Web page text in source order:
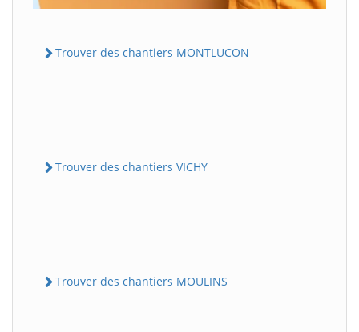
Trouver des chantiers MONTLUCON
Trouver des chantiers VICHY
Trouver des chantiers MOULINS